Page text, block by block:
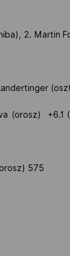
2. Martin
(orosz)
575